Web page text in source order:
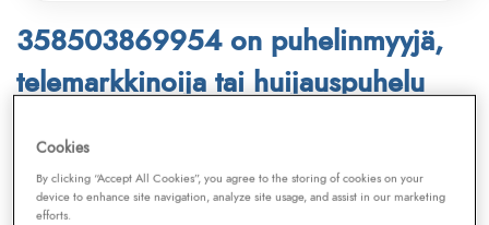
358503869954 on puhelinmyyjä,
telemarkkinoija tai huijauspuhelu
Puhelinnumero
Telemarkkinointiliiton jaKilpi-sovelluksen
tietokannasta, joka kattaa satoja tuhansia
Cookies
By clicking “Accept All Cookies”, you agree to the storing of cookies on your
device to enhance site navigation, analyze site usage, and assist in our marketing
efforts.